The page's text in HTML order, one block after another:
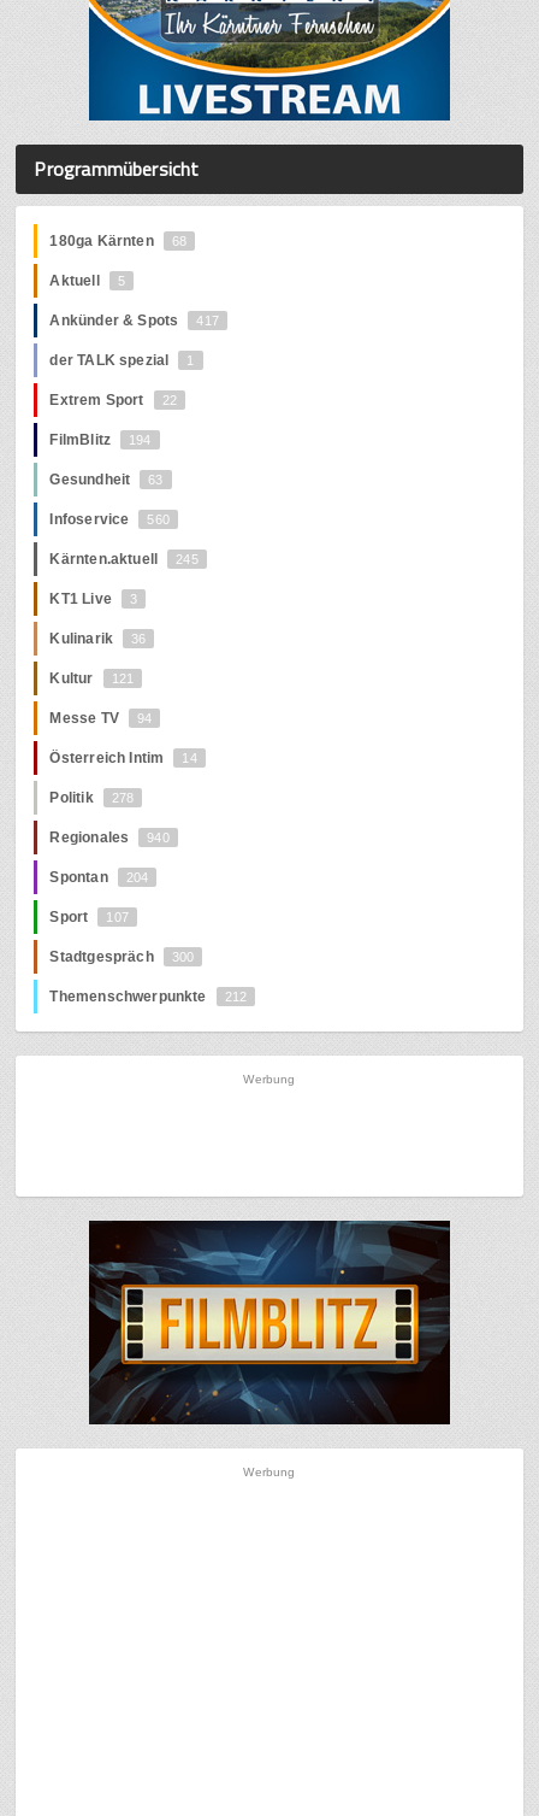
Programmübersicht
180ga Kärnten 68
Aktuell 5
Ankünder & Spots 417
der TALK spezial 1
Extrem Sport 22
FilmBlitz 194
Gesundheit 63
Infoservice 560
Kärnten.aktuell 245
KT1 Live 3
Kulinarik 36
Kultur 121
Messe TV 94
Österreich Intim 14
Politik 278
Regionales 940
Spontan 204
Sport 107
Stadtgespräch 300
Themenschwerpunkte 212
Werbung
Werbung